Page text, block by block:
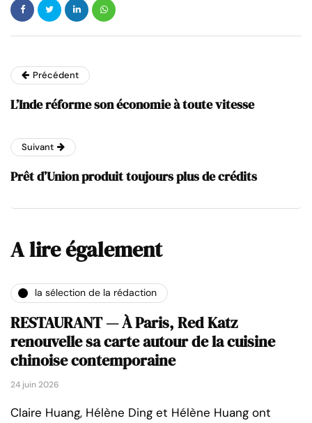
Précédent
L’Inde réforme son économie à toute vitesse
Suivant
Prêt d’Union produit toujours plus de crédits
A lire également
la sélection de la rédaction
RESTAURANT — À Paris, Red Katz
renouvelle sa carte autour de la cuisine
chinoise contemporaine
24 juin 2026
Claire Huang, Hélène Ding et Hélène Huang ont